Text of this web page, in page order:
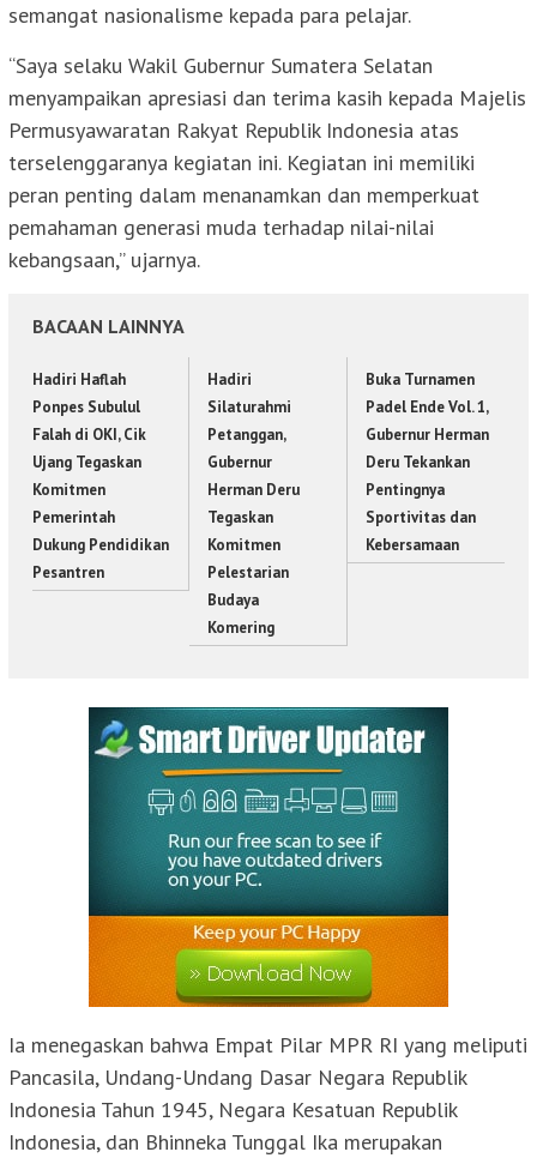
semangat nasionalisme kepada para pelajar.
“Saya selaku Wakil Gubernur Sumatera Selatan
menyampaikan apresiasi dan terima kasih kepada Majelis
Permusyawaratan Rakyat Republik Indonesia atas
terselenggaranya kegiatan ini. Kegiatan ini memiliki
peran penting dalam menanamkan dan memperkuat
pemahaman generasi muda terhadap nilai-nilai
kebangsaan,” ujarnya.
BACAAN LAINNYA
Hadiri Haflah
Ponpes Subulul
Falah di OKI, Cik
Ujang Tegaskan
Komitmen
Pemerintah
Dukung Pendidikan
Pesantren
Hadiri
Silaturahmi
Petanggan,
Gubernur
Herman Deru
Tegaskan
Komitmen
Pelestarian
Budaya
Komering
Buka Turnamen
Padel Ende Vol. 1,
Gubernur Herman
Deru Tekankan
Pentingnya
Sportivitas dan
Kebersamaan
Ia menegaskan bahwa Empat Pilar MPR RI yang meliputi
Pancasila, Undang-Undang Dasar Negara Republik
Indonesia Tahun 1945, Negara Kesatuan Republik
Indonesia, dan Bhinneka Tunggal Ika merupakan